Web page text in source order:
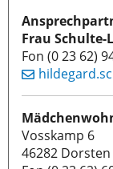
Frau Schulte-
Fon (0 23 62)
Vosskamp 6
46282 Dorsten